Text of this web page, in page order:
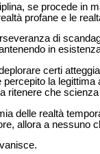
se procede in
profane e le
di
in
certi
la
ritenere che
delle realtà
allora a nessuno